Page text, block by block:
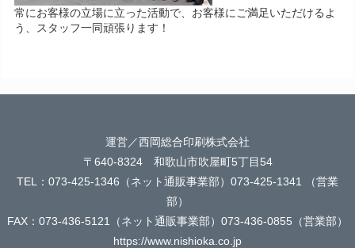
常にお客様の立場に立った活動で、お客様にご満足いただけるよ
う、スタッフ一同頑張ります！
運営／西岡総合印刷株式会社
〒640-8324 和歌山市吹屋町5丁目54
TEL：073-425-1346（ネット通販事業部）073-425-1341 （営業
部）
FAX：073-436-5121（ネット通販事業部）073-436-0855（営業部）
https://www.nishioka.co.jp